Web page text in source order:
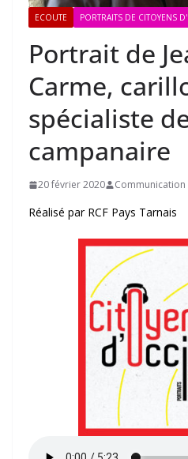
ECOUTE PORTRAITS DE CITOYENS
Portrait de
Carme,
spécialiste
campanaire
20 février 2020 Communication
Réalisé par RCF Pays Tarnais